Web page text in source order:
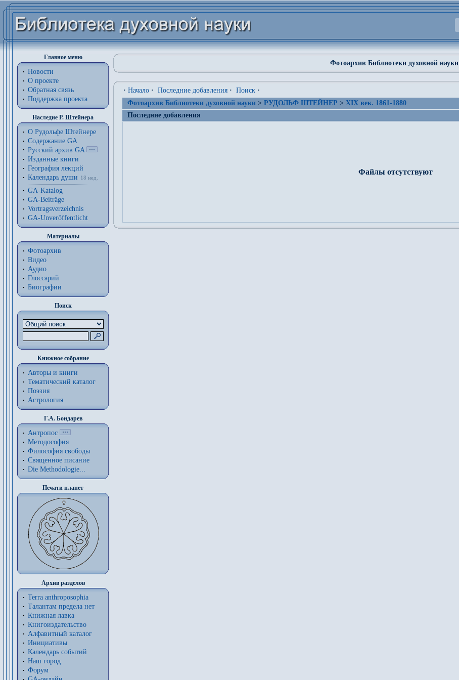
Главное меню
Новости
О проекте
Обратная связь
Поддержка проекта
Наследие Р. Штейнера
О Рудольфе Штейнере
Содержание GA
Русский архив GA
Изданные книги
География лекций
Календарь души
18 нед.
GA-Katalog
GA-Beiträge
Vortragsverzeichnis
GA-Unveröffentlicht
Материалы
Фотоархив
Видео
Аудио
Глоссарий
Биографии
Поиск
Книжное собрание
Авторы и книги
Тематический каталог
Поэзия
Астрология
Г.А. Бондарев
Антропос
Методософия
Философия cвободы
Священное писание
Die Methodologie...
Печати планет
Архив разделов
Terra anthroposophia
Талантам предела нет
Книжная лавка
Книгоиздательство
Алфавитный каталог
Инициативы
Календарь событий
Наш город
Форум
Фотоархив Библиотеки духовной науки
· Начало · Последние добавления · Поиск ·
Фотоархив Библиотеки духовной науки > РУДОЛЬФ ШТЕЙНЕР > XIX век. 1861-1880
Последние добавления
Файлы отсутствуют